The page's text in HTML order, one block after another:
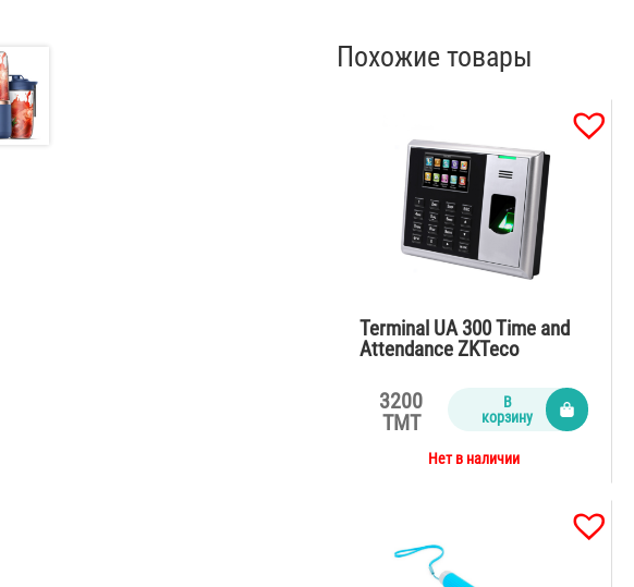
Похожие товары
Terminal UA 300 Time and
Attendance ZKTeco
3200
TMT
В
корзину
Нет в наличии